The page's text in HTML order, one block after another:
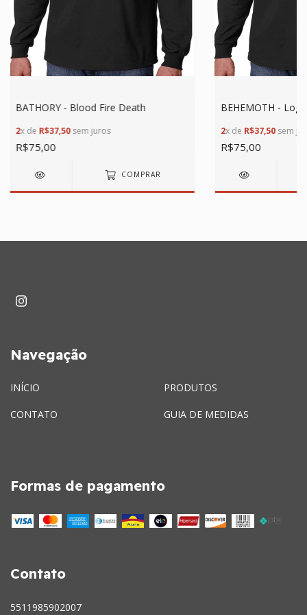
BATHORY - Blood Fire Death
2x de R$37,50sem juros
R$75,00
COMPRAR
BEHEMOTH - Logo
2x de R$37,50sem
R$75,00
Navegação
INÍCIO PRODUTOS
CONTATO GUIA DE MEDIDAS
Formas de pagamento
Contato
5511985902007